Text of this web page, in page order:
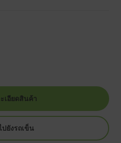
เอียดสินค้า
ปยังรถเข็น